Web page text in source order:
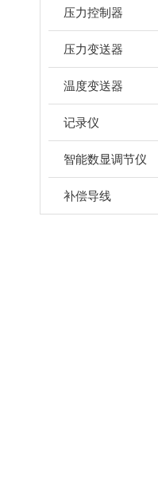
压力控制器
压力变送器
温度变送器
记录仪
智能数显调节仪
补偿导线